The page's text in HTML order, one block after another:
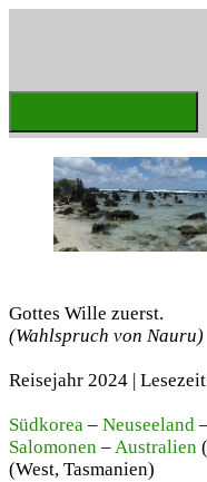
Weltenbummler
Gottes Wille zuerst.
(Wahlspruch von Nauru)
Reisejahr 2024 |
Südkorea – Neuseeland
Salomonen –Australien
(West, Tasmanien)